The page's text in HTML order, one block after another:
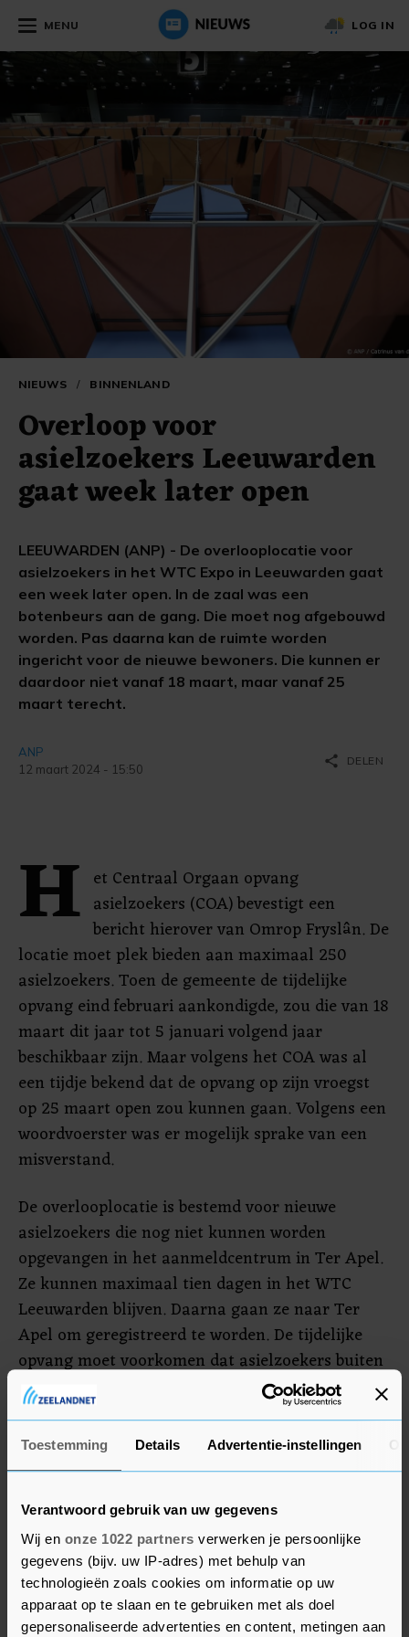
Toestemming Details Advertentie-instellingen
Verantwoord gebruik van uw gegevens
Wij en onze 1022 partners verwerken je persoonlijke
gegevens (bijv. uw IP-adres) met behulp van
technologieën zoals cookies om informatie op uw
apparaat op te slaan en te gebruiken met als doel
gepersonaliseerde advertenties en content, metingen aan
MENU LOG IN
NIEUWS / BINNENLAND
Overloop voor
asielzoekers Leeuwarden
gaat week later open
LEEUWARDEN (ANP) - De overlooplocatie voor
asielzoekers in het WTC Expo in Leeuwarden gaat
een week later open. In de zaal was een
botenbeurs aan de gang. Die moet nog afgebouwd
worden. Pas daarna kan de ruimte worden
ingericht voor de nieuwe bewoners. Die kunnen er
daardoor niet vanaf 18 maart, maar vanaf 25
maart terecht.
ANP
12 maart 2024 - 15:50
share DELEN
H et Centraal Orgaan opvang
asielzoekers (COA) bevestigt een
bericht hierover van Omrop Fryslân. De
locatie moet plek bieden aan maximaal 250
asielzoekers. Toen de gemeente de tijdelijke
opvang eind februari aankondigde, zou die van 18
maart dit jaar tot 5 januari volgend jaar
beschikbaar zijn. Maar volgens het COA was al
een tijdje bekend dat de opvang op zijn vroegst
op 25 maart open zou kunnen gaan. Volgens een
woordvoerster was er mogelijk sprake van een
misverstand.
De overlooplocatie is bestemd voor nieuwe
asielzoekers die nog niet kunnen worden
opgevangen in het aanmeldcentrum in Ter Apel.
Ze kunnen maximaal tien dagen in het WTC
Leeuwarden blijven. Daarna gaan ze naar Ter
Apel om geregistreerd te worden. De tijdelijke
opvang moet voorkomen dat asielzoekers buiten
slapen wanneer er in Ter Apel geen plek voor ze
is.
Het WTC in Leeuwarden werd afgelopen oktober
Daarna ging de tijdelijke opvang in januari dicht
om ruimte te maken voor een evenement, maar
nu is er weer plek.